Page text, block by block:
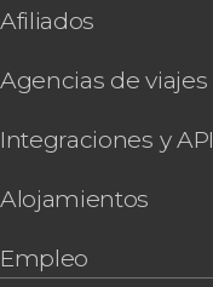
Afiliados
Agencias de viajes
Integraciones y API
Alojamientos
Empleo